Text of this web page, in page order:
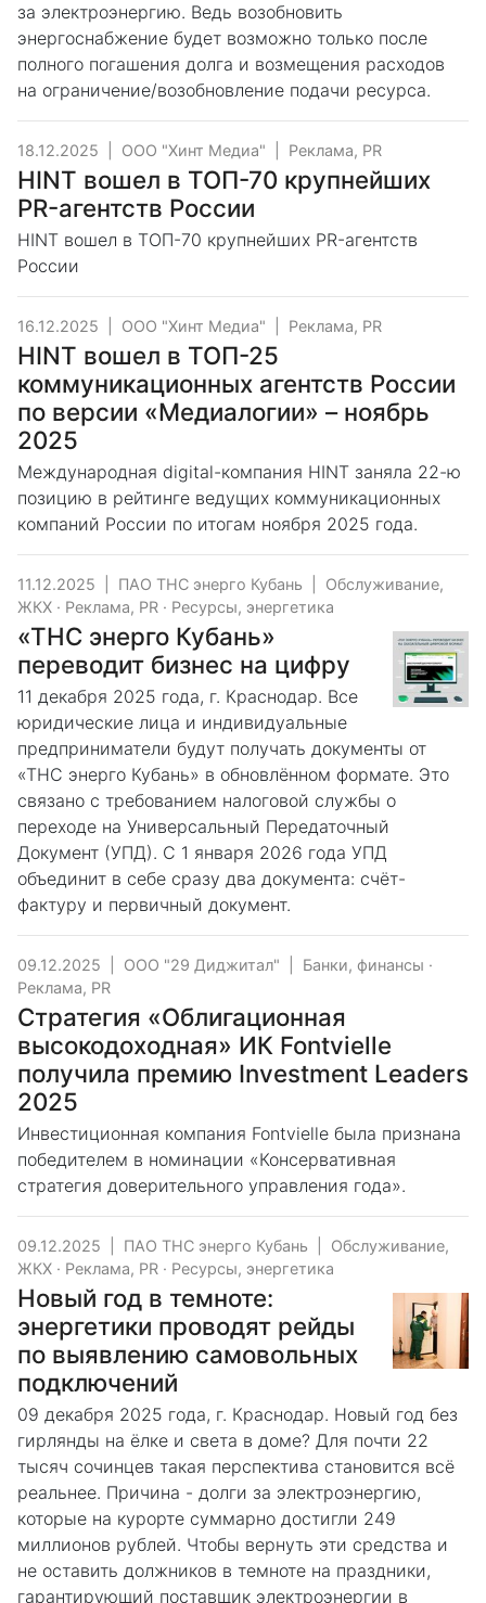
за электроэнергию. Ведь возобновить
энергоснабжение будет возможно только после
полного погашения долга и возмещения расходов
на ограничение/возобновление подачи ресурса.
18.12.2025 ООО "Хинт Медиа" Реклама, PR
HINT вошел в ТОП-70 крупнейших
PR-агентств России
HINT вошел в ТОП-70 крупнейших PR-агентств
России
16.12.2025 ООО "Хинт Медиа" Реклама, PR
HINT вошел в ТОП-25
коммуникационных агентств России
по версии «Медиалогии» – ноябрь
2025
Международная digital-компания HINT заняла 22-ю
позицию в рейтинге ведущих коммуникационных
компаний России по итогам ноября 2025 года.
11.12.2025 ПАО ТНС энерго Кубань
Обслуживание,
ЖКХ · Реклама, PR · Ресурсы, энергетика
«ТНС энерго Кубань»
переводит бизнес на цифру
11 декабря 2025 года, г. Краснодар. Все
юридические лица и индивидуальные
предприниматели будут получать документы от
«ТНС энерго Кубань» в обновлённом формате. Это
связано с требованием налоговой службы о
переходе на Универсальный Передаточный
Документ (УПД). С 1 января 2026 года УПД
объединит в себе сразу два документа: счёт-
фактуру и первичный документ.
09.12.2025 ООО "29 Диджитал" Банки, финансы ·
Реклама, PR
Стратегия «Облигационная
высокодоходная» ИК Fontvielle
получила премию Investment Leaders
2025
Инвестиционная компания Fontvielle была признана
победителем в номинации «Консервативная
стратегия доверительного управления года».
09.12.2025 ПАО ТНС энерго Кубань
Обслуживание,
ЖКХ · Реклама, PR · Ресурсы, энергетика
Новый год в темноте:
энергетики проводят рейды
по выявлению самовольных
подключений
09 декабря 2025 года, г. Краснодар. Новый год без
гирлянды на ёлке и света в доме? Для почти 22
тысяч сочинцев такая перспектива становится всё
реальнее. Причина - долги за электроэнергию,
которые на курорте суммарно достигли 249
миллионов рублей. Чтобы вернуть эти средства и
не оставить должников в темноте на праздники,
гарантирующий поставщик электроэнергии в